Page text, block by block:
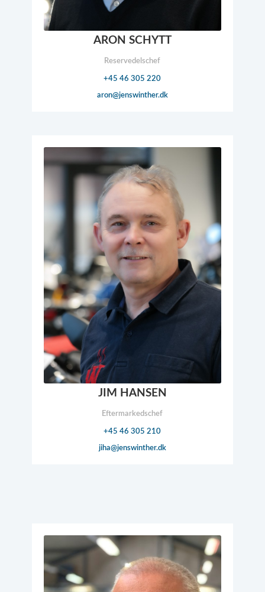
ARON SCHYTT
Reservedelschef
+45 46 305 220
aron@​jenswinther.dk
JIM HANSEN
Eftermarkedschef
+45 46 305 210
jiha@​jenswinther.dk